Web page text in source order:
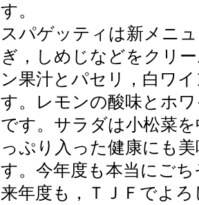
す。
スパゲッティは新メニ
ぎ，しめじなどをクリ
ン果汁とパセリ，白ワ
す。レモンの酸味とホ
です。サラダは小松菜
っぷり入った健康にも
す。今年度も本当にご
来年度も，ＴＪＦでよ